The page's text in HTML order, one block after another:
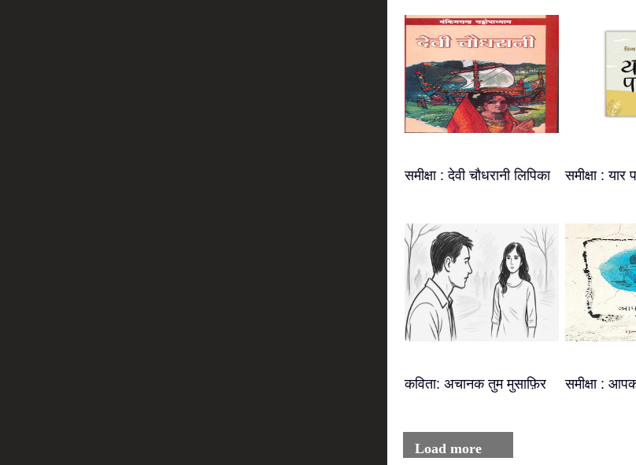
समीक्षा : देवी चौधरानी लिपिका समीक्षा : यार
कविता: अचानक तुम मुसाफ़िर समीक्षा :
Load more